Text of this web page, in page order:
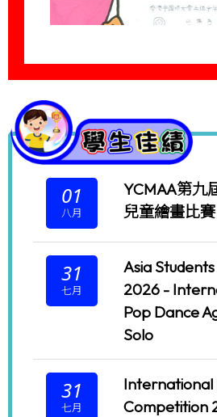
2025-2026「向藝術家
繪畫比賽
2026-07-16
01
八月
YCMAA第九
兒童繪畫比賽
31
七月
Asia
2026 -
Pop Dance
Solo
31
七月
International
Competition